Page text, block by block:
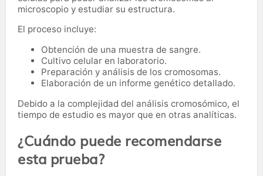
microscopio y estudiar su estructura.
El proceso incluye:
Obtención de una muestra de sangre.
Cultivo celular en laboratorio.
Preparación y análisis de los cromosomas.
Elaboración de un informe genético detallado.
Debido a la complejidad del análisis cromosómico, el
tiempo de estudio es mayor que en otras analíticas.
¿Cuándo puede recomendarse
esta prueba?